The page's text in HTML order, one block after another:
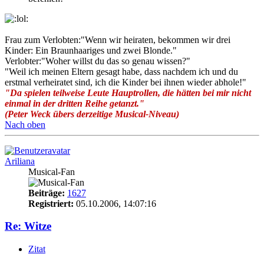
Frau zum Verlobten:"Wenn wir heiraten, bekommen wir drei
Kinder: Ein Braunhaariges und zwei Blonde."
Verlobter:"Woher willst du das so genau wissen?"
"Weil ich meinen Eltern gesagt habe, dass nachdem ich und du
erstmal verheiratet sind, ich die Kinder bei ihnen wieder abhole!"
"Da spielen teilweise Leute Hauptrollen, die hätten bei mir nicht
einmal in der dritten Reihe getanzt."
(Peter Weck übers derzeitige Musical-Niveau)
Nach oben
Ariliana
Musical-Fan
Beiträge: 1627
Registriert: 05.10.2006, 14:07:16
Re: Witze
Zitat